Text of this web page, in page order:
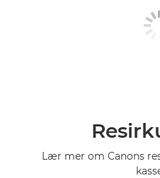
Lær mer om Canons